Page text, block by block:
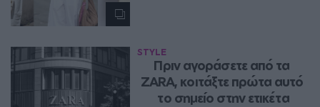
STYLE
Πριν αγοράσετε από τα
ZARA, κοιτάξτε πρώτα αυτό
το σημείο στην ετικέτα